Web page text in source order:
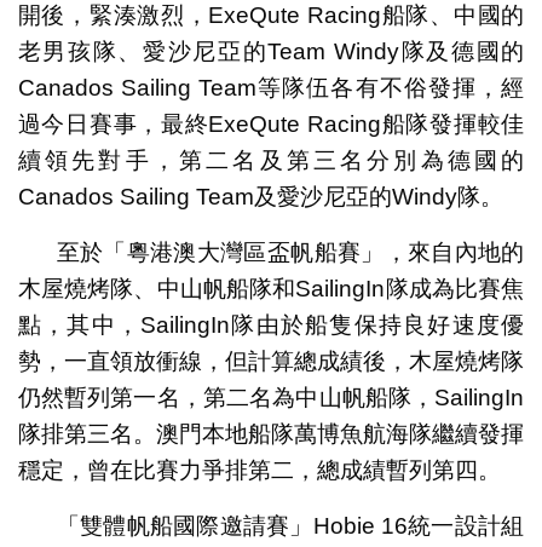
開後，緊湊激烈，ExeQute Racing船隊、中國的
老男孩隊、愛沙尼亞的Team Windy隊及德國的
Canados Sailing Team等隊伍各有不俗發揮，經
過今日賽事，最終ExeQute Racing船隊發揮較佳
續領先對手，第二名及第三名分別為德國的
Canados Sailing Team及愛沙尼亞的Windy隊。
至於「粵港澳大灣區盃帆船賽」，來自內地的
木屋燒烤隊、中山帆船隊和SailingIn隊成為比賽焦
點，其中，SailingIn隊由於船隻保持良好速度優
勢，一直領放衝線，但計算總成績後，木屋燒烤隊
仍然暫列第一名，第二名為中山帆船隊，SailingIn
隊排第三名。澳門本地船隊萬博魚航海隊繼續發揮
穩定，曾在比賽力爭排第二，總成績暫列第四。
「雙體帆船國際邀請賽」Hobie 16統一設計組